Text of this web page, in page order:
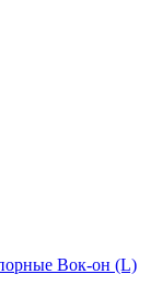
Вок-он (L)